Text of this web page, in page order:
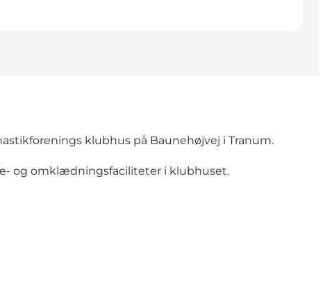
klubhus på Baunehøjvej i Tranum.
og omklædningsfaciliteter i klubhuset.